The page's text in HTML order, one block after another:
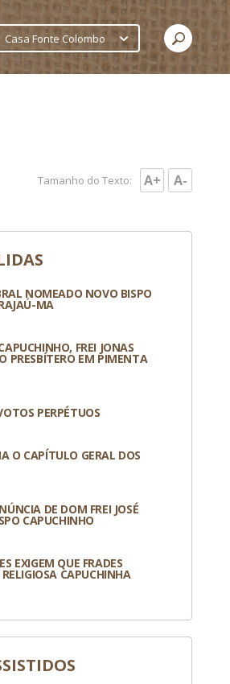
Casa Fonte Colombo
Tamanho do Texto: A+ A-
NOMEADO NOVO BISPO
MA
FREI JONAS
PRESBÍTERO EM PIMENTA
PERPÉTUOS
O CAPÍTULO GERAL DOS
DE DOM FREI JOSÉ
CAPUCHINHO
EXIGEM QUE FRADES
CAPUCHINHA